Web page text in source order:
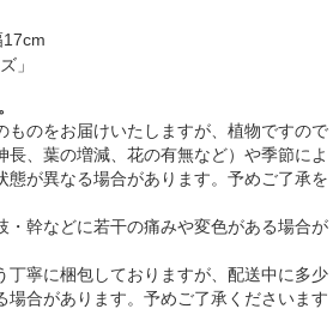
」
ものをお届けいたしますが、植物ですので
長、葉の増減、花の有無など）や季節によ
態が異なる場合があります。予めご了承を
・幹などに若干の痛みや変色がある場合が
丁寧に梱包しておりますが、配送中に多少
場合があります。予めご了承くださいます